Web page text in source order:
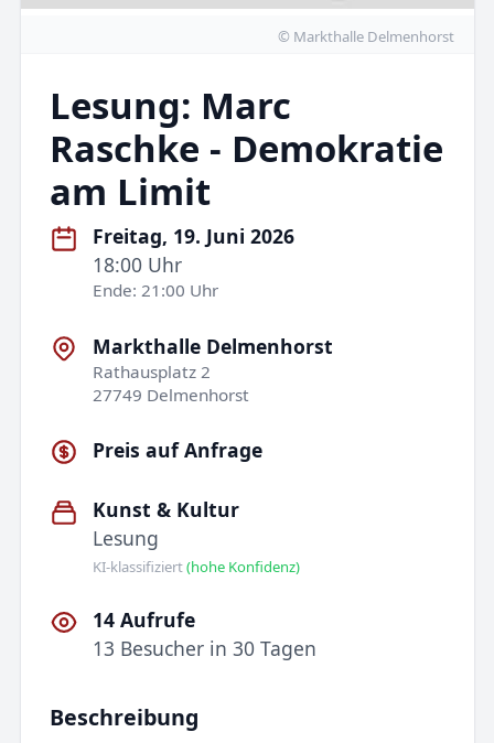
© Markthalle Delmenhorst
Lesung: Marc
Raschke - Demokratie
am Limit
Freitag, 19. Juni 2026
18:00 Uhr
Ende: 21:00 Uhr
Markthalle Delmenhorst
Rathausplatz 2
27749 Delmenhorst
Preis auf Anfrage
Kunst & Kultur
Lesung
KI-klassifiziert(hohe Konfidenz)
14 Aufrufe
13 Besucher in 30 Tagen
Beschreibung